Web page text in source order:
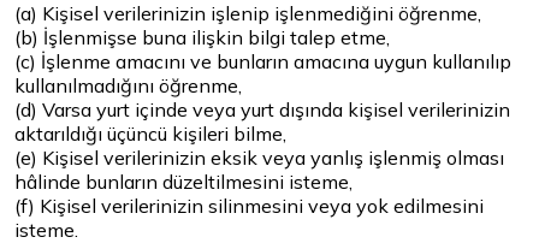
(a) Kişisel verilerinizin işlenip işlenmediğini öğrenme,
(b) İşlenmişse buna ilişkin bilgi talep etme,
(c) İşlenme amacını ve bunların amacına uygun kullanılıp
kullanılmadığını öğrenme,
(d) Varsa yurt içinde veya yurt dışında kişisel verilerinizin
aktarıldığı üçüncü kişileri bilme,
(e) Kişisel verilerinizin eksik veya yanlış işlenmiş olması
hâlinde bunların düzeltilmesini isteme,
(f) Kişisel verilerinizin silinmesini veya yok edilmesini
isteme.